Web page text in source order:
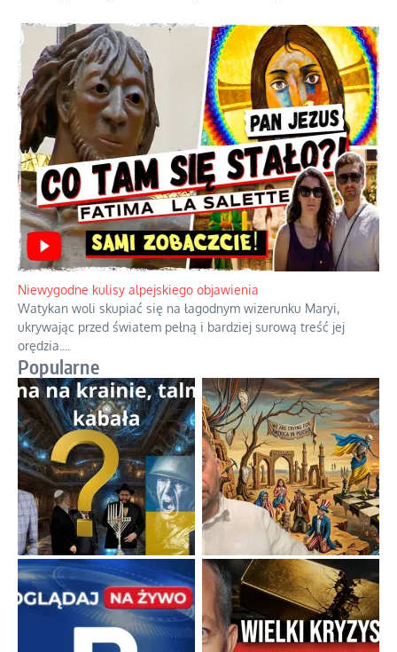
Niewygodne kulisy alpejskiego objawienia
Watykan woli skupiać się na łagodnym wizerunku Maryi,
ukrywając przed światem pełną i bardziej surową treść jej
orędzia.
Popularne